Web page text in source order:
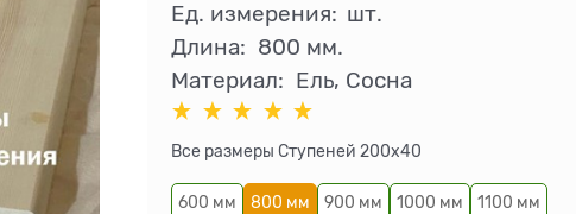
Ед. измерения: шт.
Длина: 800 мм.
Материал: Ель, Сосна
Все размеры Ступеней 200x40
600 мм 800 мм 900 мм 1000 мм 1100 мм